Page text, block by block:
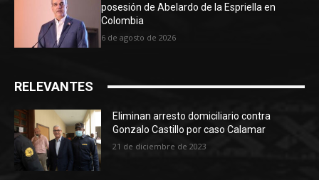
posesión de Abelardo de la Espriella en
Colombia
6 de agosto de 2026
RELEVANTES
Eliminan arresto domiciliario contra
Gonzalo Castillo por caso Calamar
21 de diciembre de 2023